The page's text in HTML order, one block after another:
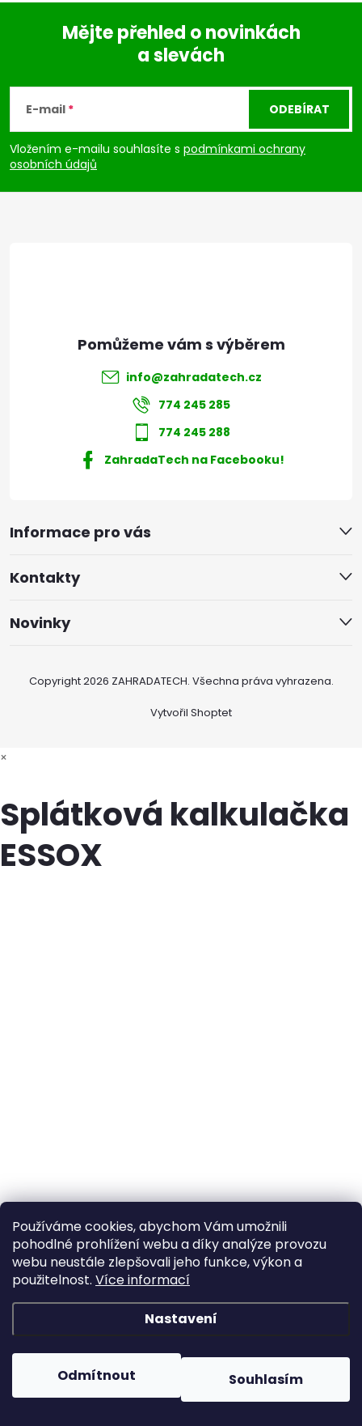
Používáme cookies, abychom Vám umožnili
pohodlné prohlížení webu a díky analýze provozu
webu neustále zlepšovali jeho funkce, výkon a
použitelnost. Více informací
Nastavení
Odmítnout Souhlasím
p
a
Mějte přehled o novinkách
a slevách
E-mail
Vložením e-mailu souhlasíte s podmínkami ochrany
osobních údajů
ODEBÍRAT
Informace pro vás
Kontakty
Novinky
info@zahradatech.cz
774 245 285
774 245 288
ZahradaTech na Facebooku!
Vytvořil Shoptet
Copyright 2026 ZAHRADATECH. Všechna práva vyhrazena.
×
Splátková kalkulačka
ESSOX